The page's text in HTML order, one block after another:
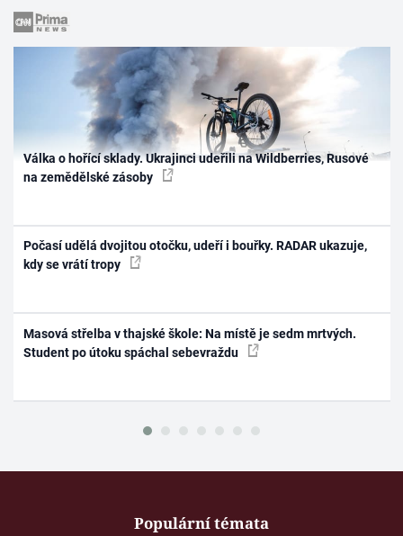
Válka o hořící sklady. Ukrajinci udeřili na Wildberries, Rusové
na zemědělské zásoby
Počasí udělá dvojitou otočku, udeří i bouřky. RADAR ukazuje,
kdy se vrátí tropy
Masová střelba v thajské škole: Na místě je sedm mrtvých.
Student po útoku spáchal sebevraždu
Populární témata